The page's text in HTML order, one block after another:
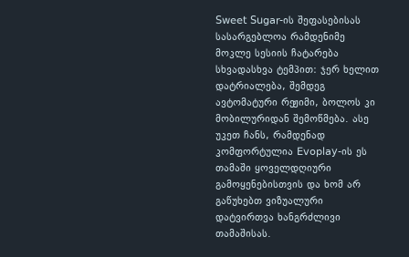
Sweet Sugar-ის შეფასებისას
სასარგებლოა რამდენიმე
მოკლე სესიის ჩატარება
სხვადასხვა ტემპით: ჯერ ხელით
დატრიალება, შემდეგ
ავტომატური რეჟიმი, ბოლოს კი
მობილურიდან შემოწმება. ასე
უკეთ ჩანს, რამდენად
კომფორტულია Evoplay-ის ეს
თამაში ყოველდღიური
გამოყენებისთვის და ხომ არ
გაწუხებთ ვიზუალური
დატვირთვა ხანგრძლივი
თამაშისას.